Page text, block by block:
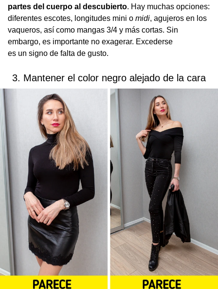
partes del cuerpo al descubierto. Hay muchas opciones:
diferentes escotes, longitudes mini o midi, agujeros en los
vaqueros, así como mangas 3/4 y más cortas. Sin
embargo, es importante no exagerar. Excederse
es un signo de falta de gusto.
3. Mantener el color negro alejado de la cara